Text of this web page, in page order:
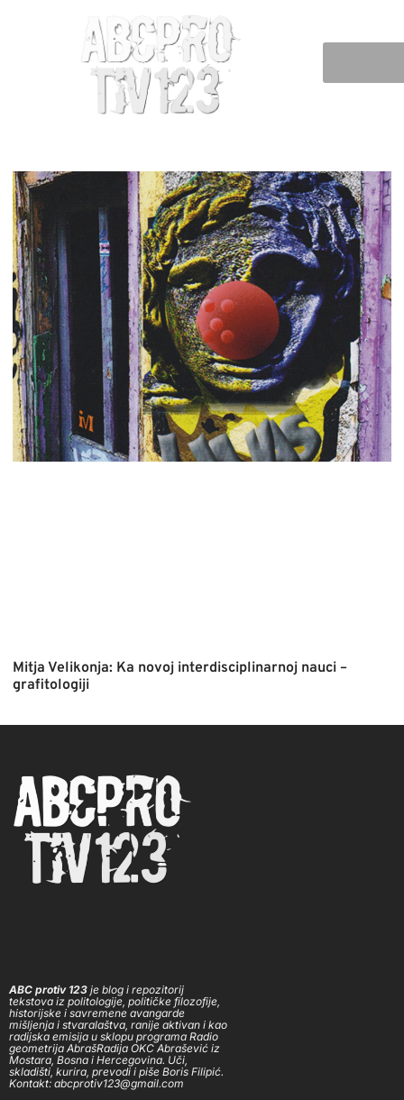
Mitja Velikonja: Ka novoj interdisciplinarnoj nauci –
grafitologiji
ABC protiv 123 je blog i repozitorij
tekstova iz politologije, političke filozofije,
historijske i savremene avangarde
mišljenja i stvaralaštva, ranije aktivan i kao
radijska emisija u sklopu programa Radio
geometrija AbrašRadija OKC Abrašević iz
Mostara, Bosna i Hercegovina. Uči,
skladišti, kurira, prevodi i piše Boris Filipić.
Kontakt: abcprotiv123@gmail.com